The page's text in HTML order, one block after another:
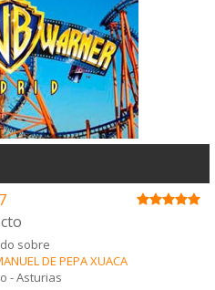
sobre
DE PEPA XUACA
-Asturias